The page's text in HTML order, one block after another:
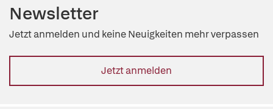
Newsletter
Jetzt anmelden und keine Neuigkeiten mehr verpassen
Jetzt anmelden